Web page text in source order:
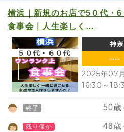
横浜｜新規のお店で5０代・6
食事会｜人生楽しく…
神奈
----
2025年07
16:30 ～
終了 50歳
残り僅か 48歳